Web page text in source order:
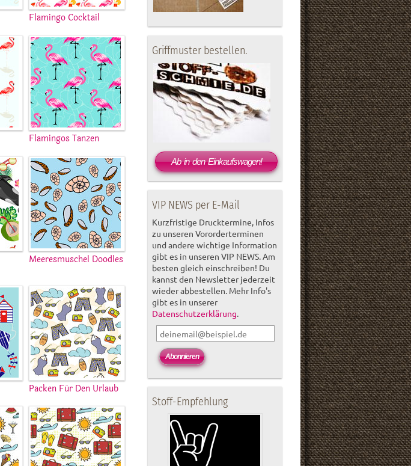
Flamingo Cocktail
Flamingos Tanzen
Meeresmuschel Doodles
Packen Für Den Urlaub
Griffmuster bestellen.
Ab in den Einkaufswagen!
VIP NEWS per E-Mail
Kurzfristige Drucktermine, Infos
zu unseren Vororderterminen
und andere wichtige Information
gibt es in unseren VIP NEWS. Am
besten gleich einschreiben! Du
kannst den Newsletter jederzeit
wieder abbestellen. Mehr Info's
gibt es in unserer
Datenschutzerklärung.
Stoff-Empfehlung